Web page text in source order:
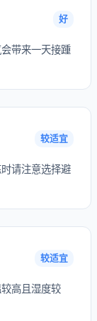
好
带来一天接踵
较适宜
请注意选择避
较适宜
高且湿度较